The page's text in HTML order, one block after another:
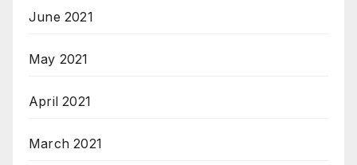
June 2021
May 2021
April 2021
March 2021